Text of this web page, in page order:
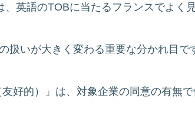
、英語のTOBに当たるフランスでよく
扱いが大きく変わる重要な分かれ目で
好的）」は、対象企業の同意の有無で